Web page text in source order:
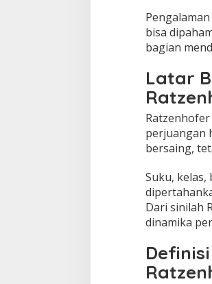
bisa
bagian
Latar
perjuangan
bersaing,
Suku,
Dari sinilah
dinamika